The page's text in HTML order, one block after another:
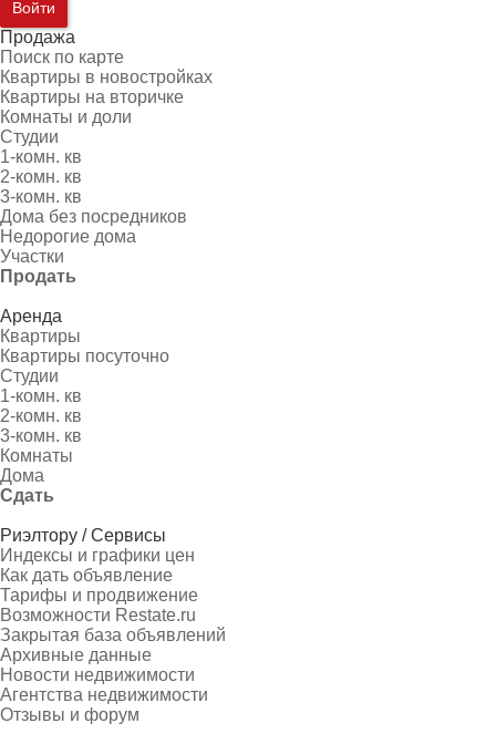
Войти
Продажа
Поиск по карте
Квартиры в новостройках
Квартиры на вторичке
Комнаты и доли
Студии
1-комн. кв
2-комн. кв
3-комн. кв
Дома без посредников
Недорогие дома
Участки
Продать
Аренда
Квартиры
Квартиры посуточно
Студии
1-комн. кв
2-комн. кв
3-комн. кв
Комнаты
Дома
Сдать
Риэлтору / Сервисы
Индексы и графики цен
Как дать объявление
Тарифы и продвижение
Возможности Restate.ru
Закрытая база объявлений
Архивные данные
Новости недвижимости
Агентства недвижимости
Отзывы и форум